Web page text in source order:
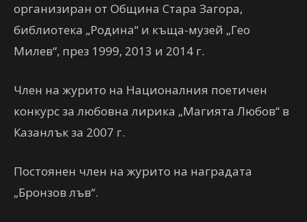
организиран от Община Стара Загора,
библиотека „Родина“ и къща-музей „Гео
Милев“, през 1999, 2013 и 2014 г.
Член на журито на Националния поетичен
конкурс за любовна лирика „Магията Любов“ в
Казанлък за 2007 г.
Постоянен член на журито на наградата
„Бронзов лъв“.